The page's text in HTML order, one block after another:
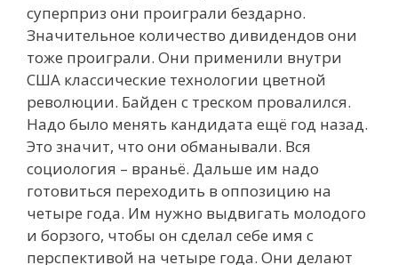
суперприз они проиграли бездарно.
Значительное количество дивидендов они
тоже проиграли. Они применили внутри
США классические технологии цветной
революции. Байден с треском провалился.
Надо было менять кандидата ещё год назад.
Это значит, что они обманывали. Вся
социология – враньё. Дальше им надо
готовиться переходить в оппозицию на
четыре года. Им нужно выдвигать молодого
и борзого, чтобы он сделал себе имя с
перспективой на четыре года. Они делают